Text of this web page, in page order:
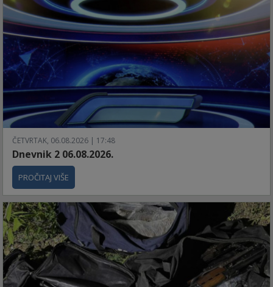
ČETVRTAK, 06.08.2026 | 17:48
Dnevnik 2 06.08.2026.
PROČITAJ VIŠE